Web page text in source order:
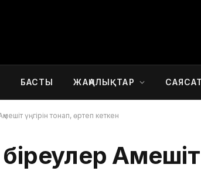
БАСТЫ ЖАҢАЛЫҚТАР САЯСАТ
үңгірін тонап, өртеп кеткен
біреулер